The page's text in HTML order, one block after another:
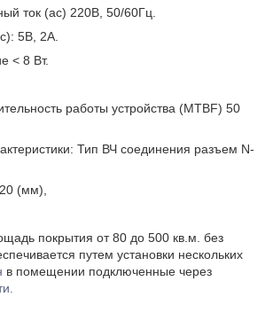
ток (ас) 220В, 50/60Гц.
5В, 2А.
< 8 Вт.
работы устройства (MTBF) 50
Тип ВЧ соединения разъем N-
(мм),
покрытия от 80 до 500 кв.м. без
путем установки нескольких
в помещении подключенные через